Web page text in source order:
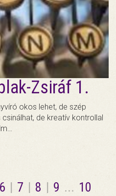
Zsiráf 1.
okos lehet, de szép
de kreatív kontrollal
6 | 7 | 8 | 9 ... 10